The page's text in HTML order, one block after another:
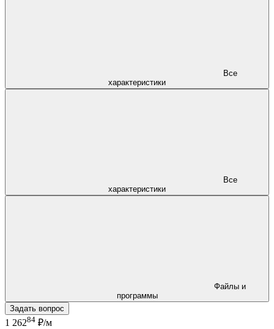
характеристики
характеристики
программы
Задать вопрос
1 26284 ₽/м